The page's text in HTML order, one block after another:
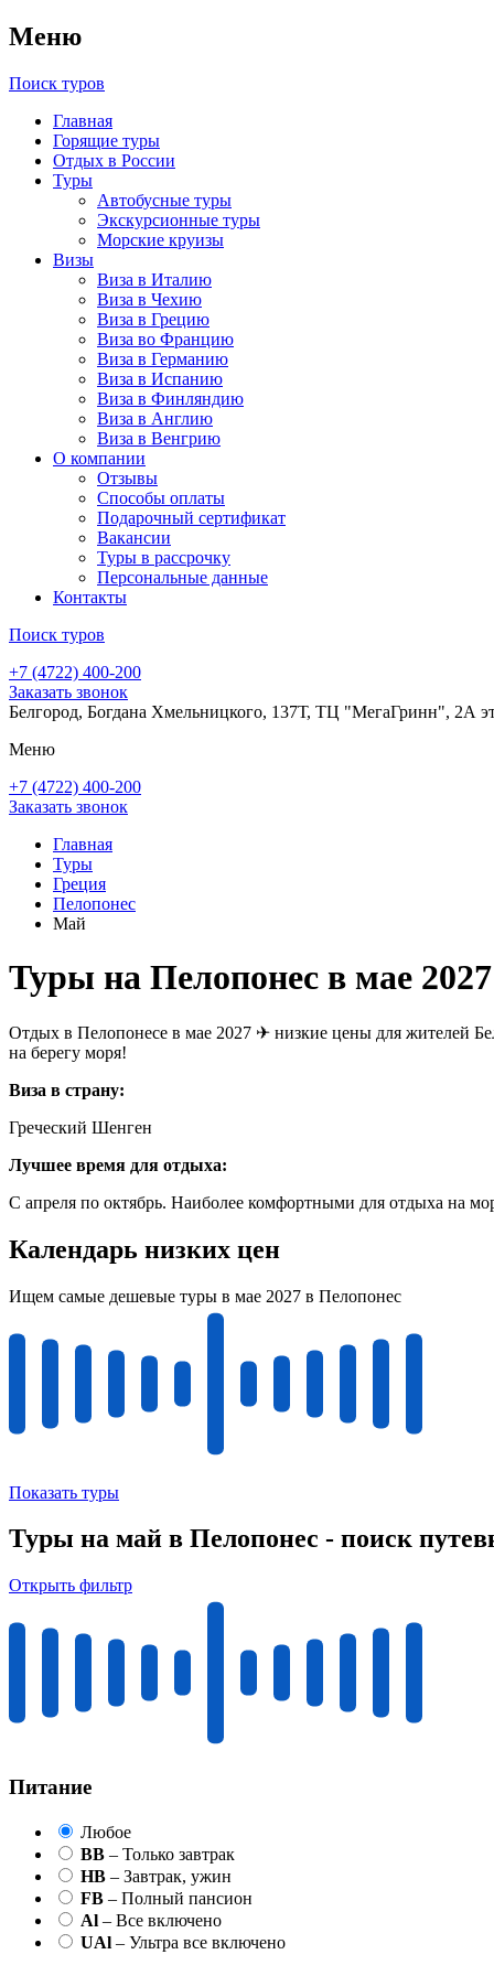
Меню
Поиск туров
Главная
Горящие туры
Отдых в России
Туры
Автобусные туры
Экскурсионные туры
Морские круизы
Визы
Виза в Италию
Виза в Чехию
Виза в Грецию
Виза во Францию
Виза в Германию
Виза в Испанию
Виза в Финляндию
Виза в Англию
Виза в Венгрию
О компании
Отзывы
Способы оплаты
Подарочный сертификат
Вакансии
Туры в рассрочку
Персональные данные
Контакты
Поиск туров
+7 (4722) 400-200
Заказать звонок
Белгород, Богдана Хмельницкого, 137Т, ТЦ "МегаГринн", 2А
Меню
+7 (4722) 400-200
Заказать звонок
Главная
Туры
Греция
Пелопонес
Май
Туры на Пелопонес в мае 2027
Отдых в Пелопонесе в мае 2027 ✈ низкие цены для жителей
на берегу моря!
Виза в страну:
Греческий Шенген
Лучшее время для отдыха:
С апреля по октябрь. Наиболее комфортными для отдыха на
Календарь низких цен
Ищем самые дешевые туры в мае 2027 в Пелопонес
Показать туры
Туры на май в Пелопонес - поиск
Открыть фильтр
Питание
Любое
BB – Только завтрак
HB – Завтрак, ужин
FB – Полный пансион
Al – Все включено
UAl – Ультра все включено